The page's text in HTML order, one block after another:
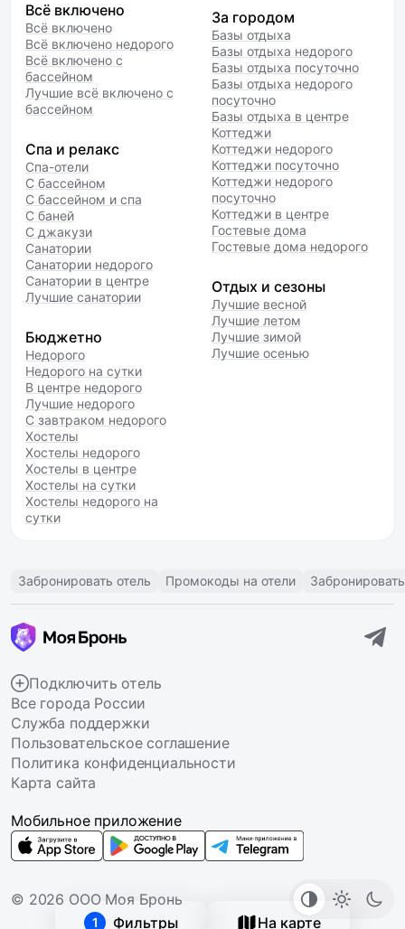
1 Фильтры На карте
Всё включено
Всё включено
Всё включено недорого
Всё включено с
бассейном
Лучшие всё включено с
бассейном
Спа и релакс
Спа-отели
С бассейном
С бассейном и спа
С баней
С джакузи
Санатории
Санатории недорого
Санатории в центре
Лучшие санатории
Бюджетно
Недорого
Недорого на сутки
В центре недорого
Лучшие недорого
С завтраком недорого
Хостелы
Хостелы недорого
Хостелы в центре
Хостелы на сутки
Хостелы недорого на
сутки
За городом
Базы отдыха
Базы отдыха недорого
Базы отдыха посуточно
Базы отдыха недорого
посуточно
Базы отдыха в центре
Коттеджи
Коттеджи недорого
Коттеджи посуточно
Коттеджи недорого
посуточно
Коттеджи в центре
Гостевые дома
Гостевые дома недорого
Отдых и сезоны
Лучшие весной
Лучшие летом
Лучшие зимой
Лучшие осенью
Забронировать отель Промокоды на отели
Подключить отель
Все города России
Служба поддержки
Пользовательское соглашение
Политика конфиденциальности
Карта сайта
© 2026 ООО Моя Бронь
Мобильное приложение